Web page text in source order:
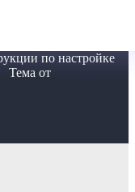
по настройке
Тема от